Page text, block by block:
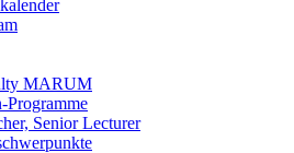
MARUM
Programme
Senior Lecturer